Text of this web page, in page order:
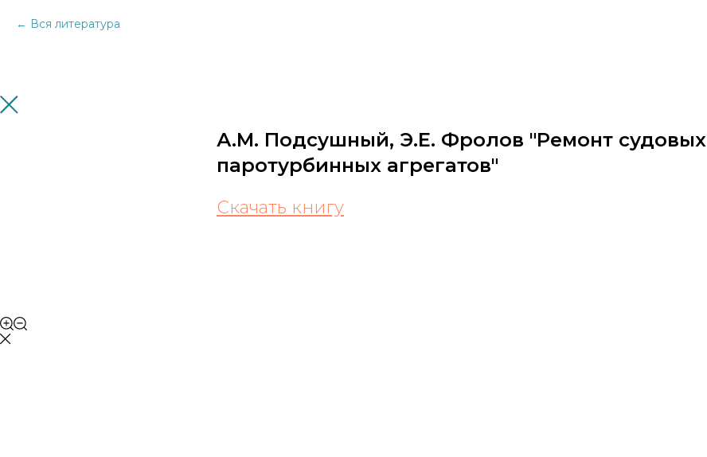
Вся литература
А.М. Подсушный, Э.Е. Фролов "Ремонт судовых
паротурбинных агрегатов"
Скачать книгу